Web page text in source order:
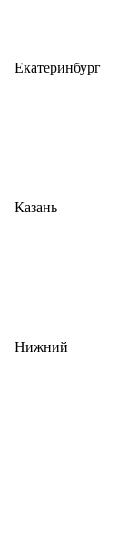
Екатеринбург
Казань
Нижний